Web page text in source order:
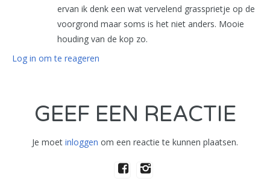
ervan ik denk een wat vervelend grassprietje op de
voorgrond maar soms is het niet anders. Mooie
houding van de kop zo.
Log in om te reageren
GEEF EEN REACTIE
Je moet inloggen om een reactie te kunnen plaatsen.